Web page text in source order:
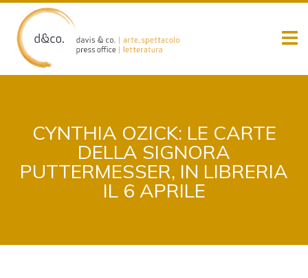
content
CYNTHIA OZICK: LE CARTE
DELLA SIGNORA
PUTTERMESSER, IN LIBRERIA
IL 6 APRILE